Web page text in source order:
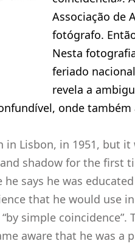
Associação de
fotógrafo.
Nesta
feriado
revela a
onde
in Lisbon, in 1951, but
shadow for the first
says he was
that he would use
simple
aware that he was a